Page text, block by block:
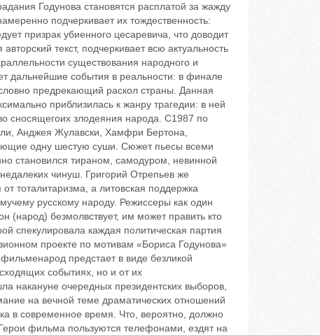
Годунова становятся расплатой за жажду
подчеркивает их тождественность:
призрак убиенного цесаревича, что доводит
текст, подчеркивает всю актуальность
существования народного и
дальнейшие события в реальности: в финале
предрекающий раскол страны. Данная
приблизилась к жанру трагедии: в ней
сносящегоих злодеяния народа. С1987 по
Анджея Жулавски, Хамфри Бертона,
одну шестую суши. Сюжет пьесы всеми
становился тираном, самодуром, невинной
чинуш. Григорий Отрепьев же
тоталитаризма, а литовская поддержка
русскому народу. Режиссеры как один
(народ) безмолвствует, им может править кто
спекулировала каждая политическая партия
проекте по мотивам «Бориса Годунова»
предстает в виде безликой
событиях, но и от их
накануне очередных президентских выборов,
на вечной теме драматических отношений
в современное время. Что, вероятно, должно
фильма пользуются телефонами, ездят на